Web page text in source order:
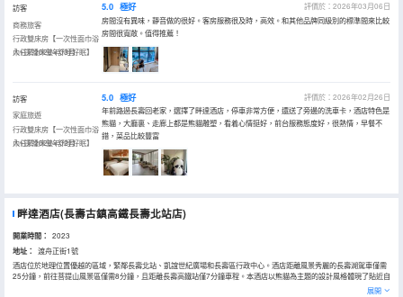
訪客
商務旅客
行政雙床房【一次性面巾浴
巾+深睡床墊+舒睡好眠】
入住於2026年03月
5.0 極好
評價於：2026年03月06日
房間沒有異味，靜音做的很好。客房服務很及時，高效。和其他品牌同級別的標準間來比較
房間很寬敞。值得推薦！
訪客
家庭旅遊
行政雙床房【一次性面巾浴
巾+深睡床墊+舒睡好眠】
入住於2026年02月
5.0 極好
評價於：2026年02月26日
年前路過長壽回老家，選擇了畔達酒店，停車非常方便，還送了旁邊的洗車卡，酒店特色是
熊貓，大廳裏、走廊上都是熊貓雕塑，看着心情挺好，前台服務態度好，很熱情，早餐不
錯，菜品比較豐富
畔達酒店(長壽古鎮高鐵長壽北站店)
開業時間： 2023
地址：
渡舟正街1號
酒店位於地理位置優越的區域，緊鄰長壽北站、凱誼世紀廣場和長壽區行政中心。酒店距離風景秀麗的長壽湖駕車僅需
25分鐘，前往菩提山風景區僅需8分鐘，且距離長壽高鐵站僅7分鐘車程。本酒店以熊貓為主題的設計風格體現了貼近自
然、現代時尚和温馨舒適。此外酒店房間通風及採光良好、浴室1秒出熱水、自助早餐供應、停車便利，是商務出差和
展開